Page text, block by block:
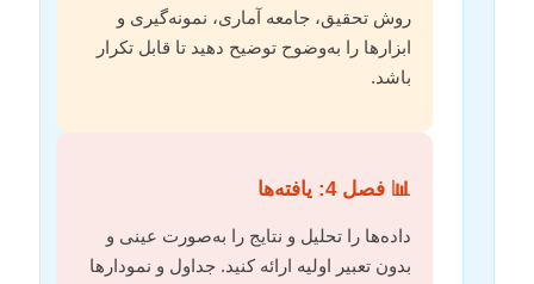
روش تحقیق، جامعه آماری، نمونه‌گیری و
ابزارها را به‌وضوح توضیح دهید تا قابل تکرار
باشد.
📊 فصل 4: یافته‌ها
داده‌ها را تحلیل و نتایج را به‌صورت عینی و
بدون تعبیر اولیه ارائه کنید. جداول و نمودارها